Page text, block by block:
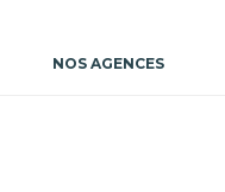
NOS AGENCES